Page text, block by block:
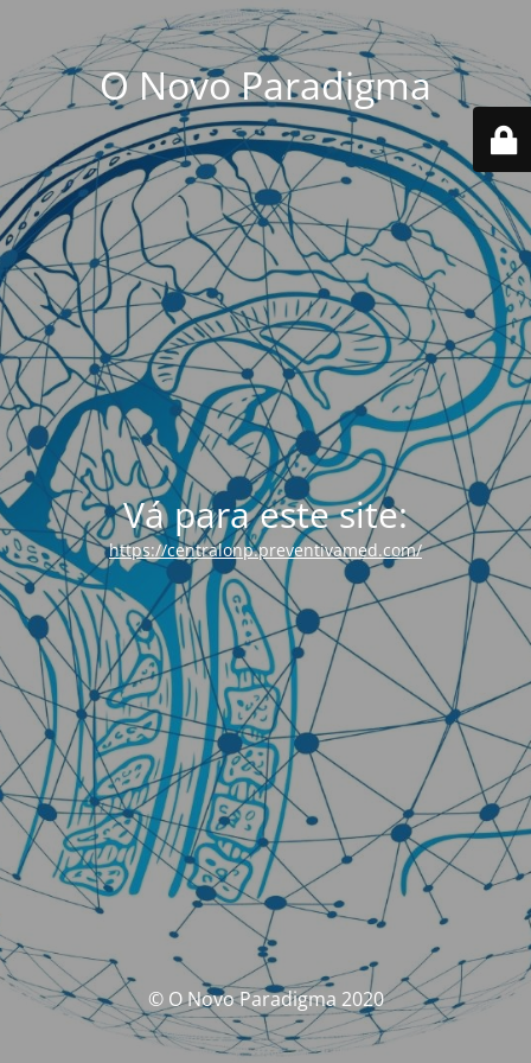
O Novo Paradigma
Vá para este site:
https://centralonp.preventivamed.com/
© O Novo Paradigma 2020